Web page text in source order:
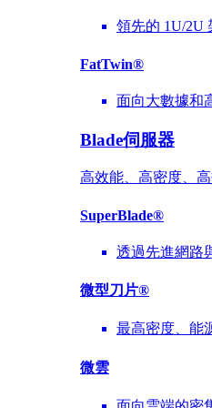
領先的 1U/2U
FatTwin®
面向大數據和
Blade伺服器
高效能、高密度、
SuperBlade®
透過先進網路
微型刀片®
最高密度、能
微雲